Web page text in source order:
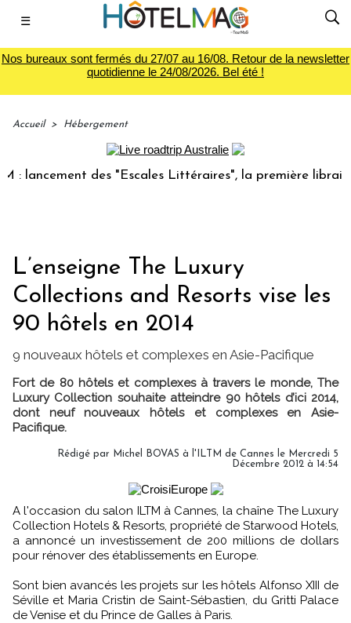
☰
Nos bureaux sont fermés du 27/07 au 16/08. Retour de la newsletter
quotidienne le 24/08/2026. Bel été !
Accueil > Hébergement
des "Escales Littéraires", la première librairie
L’enseigne The Luxury
Collections and Resorts vise les
90 hôtels en 2014
9 nouveaux hôtels et complexes en Asie-Pacifique
Fort de 80 hôtels et complexes à travers le monde, The
Luxury Collection souhaite atteindre 90 hôtels d’ici 2014,
dont neuf nouveaux hôtels et complexes en Asie-
Pacifique.
Rédigé par Michel BOVAS à l'ILTM de Cannes le Mercredi 5
Décembre 2012 à 14:54
A l'occasion du salon ILTM à Cannes, la chaîne The Luxury
Collection Hotels & Resorts, propriété de Starwood Hotels,
a annoncé un investissement de 200 millions de dollars
pour rénover des établissements en Europe.
Sont bien avancés les projets sur les hôtels Alfonso XIII de
Séville et Maria Cristin de Saint-Sébastien, du Gritti Palace
de Venise et du Prince de Galles à Paris.